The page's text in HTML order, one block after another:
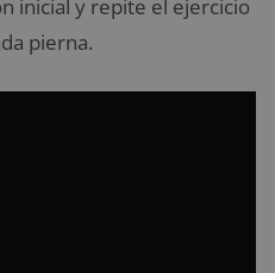
inicial y repite el ejercicio
pierna.